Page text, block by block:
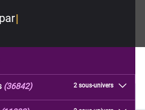
2 sous-univers
(36842)